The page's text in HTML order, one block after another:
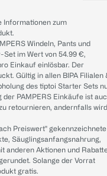
Informationen zum
Windeln, Pants und
im Wert von 54.99 €,
Einkauf einlösbar. Der
Gültig in allen BIPA Filialen
des tiptoi Starter Sets
der PAMPERS Einkäufe ist
retournieren, andernfalls wird
Preiswert" gekennzeichnete
Säuglingsanfangsnahrung,
anderen Aktionen und
Solange der Vorrat
gratis.